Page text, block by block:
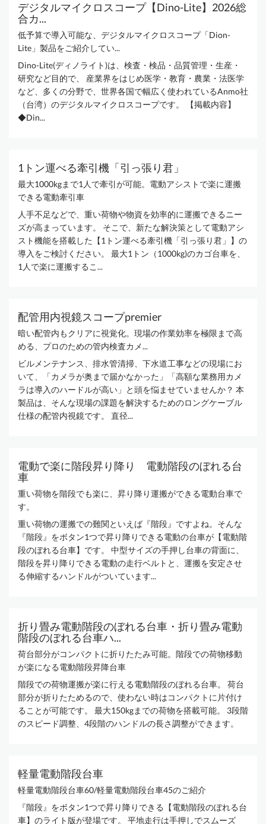
デジタルマイクロスコープ【Dino-Lite】2026総
合カ...
低予算で導入可能な、デジタルマイクロスコープ「Dion-
Lite」製品をご紹介してい...
Dino-Lite(ディノライト)は、検査・検品・品質管理・生産・
研究など目的で、 産業界をはじめ医学・教育・農業・法医学
など、多くの分野で、世界各国で幅広く使われているAnmo社
（台湾）のデジタルマイクロスコープです。 【掲載内容】
◆Din...
1トン運べる牽引機「引っ張り君」
最大1000kgまで1人で牽引が可能。電動アシストで楽に運搬
できる電動牽引車
人手不足などで、重い荷物や物資を効率的に運搬できるニー
ズが高まっています。 そこで、新たな解決策として電動アシ
スト機能を搭載した【1トン運べる牽引機「引っ張り君」】の
導入をご検討ください。 最大1トン（1000kg)のカゴ台車を、
1人で楽に運搬するこ...
配管用内視鏡スコープpremier
暗い配管内もクリアに視覚化。現場の作業効率を極限まで高
める、プロのための管内検査カメ...
ビルメンテナンス、排水管清掃、下水道工事などの現場にお
いて、「カメラが奥まで届かなかった」「高額な業務用カメ
ラは導入のハードルが高い」と頭を悩ませていませんか？ 本
製品は、そんな現場の課題を解決するためのロングケーブル
仕様の配管内視鏡です。 直径...
電動で楽に階段昇り降り 電動階段のぼれる台
車
重い荷物を階段でも楽に、昇り降り運搬ができる電動台車で
す。
重い荷物の運搬での難関といえば『階段』ですよね。そんな
『階段』をボタン1つで昇り降りできる電動の台車が【電動階
段のぼれる台車】です。 中型サイズの手押し台車の背面に、
階段を昇り降りできる電動の走行ベルトと、運搬を安定させ
る伸縮するハンドルがついています...
折り畳み電動階段のぼれる台車・折り畳み電動
階段のぼれる台車ハ...
荷台部分がコンパクトに折りたたみ可能。階段での荷物移動
が楽になる電動階段昇降台車
階段での荷物運搬が楽に行える電動階段のぼれる台車。 荷台
部分が折りたためるので、使わない時はコンパクトに片付け
ることが可能です。 最大150kgまでの荷物を搭載可能。 3段階
のスピード調整、4段階のハンドルの長さ調整ができます。
軽量電動階段台車
軽量電動階段台車60/軽量電動階段台車45のご紹介
『階段』をボタン1つで昇り降りできる【電動階段のぼれる台
車】のライト版が登場です。 平地走行は手押しでスムーズ